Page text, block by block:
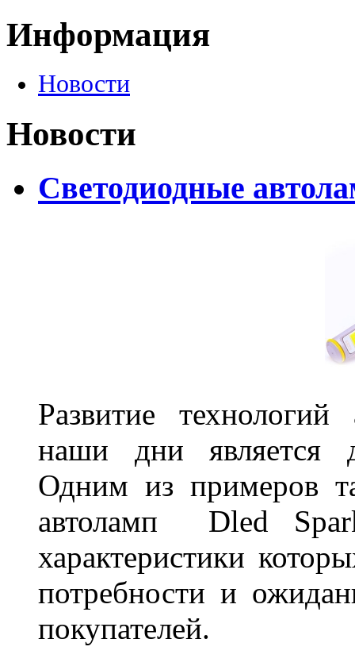
Информация
Новости
Новости
Светодиодные
Развитие
наши дни является
Одним из примеров
автоламп Dled
характеристики
потребности и
покупателей.